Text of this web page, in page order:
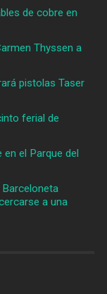
de cobre en
Thyssen a
pistolas Taser
ferial de
el Parque del
Barceloneta
a una